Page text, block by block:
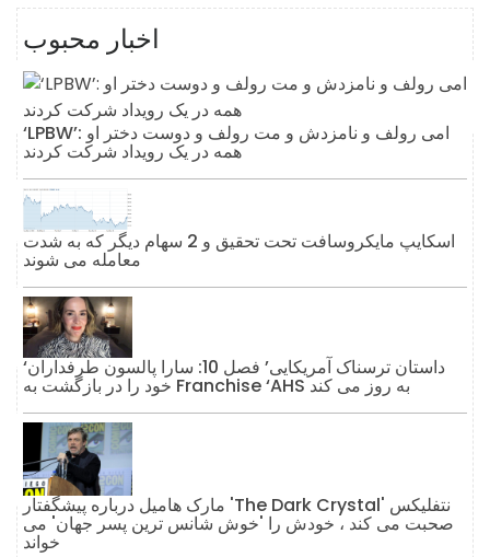
اخبار محبوب
‘LPBW’: امی رولف و نامزدش و مت رولف و دوست دختر او
همه در یک رویداد شرکت کردند
اسکایپ مایکروسافت تحت تحقیق و 2 سهام دیگر که به شدت
معامله می شوند
‘داستان ترسناک آمریکایی’ فصل 10: سارا پالسون طرفداران
خود را در بازگشت به Franchise ‘AHS به روز می کند
مارک هامیل درباره پیشگفتار 'The Dark Crystal' نتفلیکس
صحبت می کند ، خودش را 'خوش شانس ترین پسر جهان' می
خواند